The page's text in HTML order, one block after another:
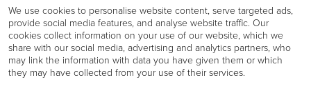
We use cookies to personalise website content, serve targeted ads,
provide social media features, and analyse website traffic. Our
cookies collect information on your use of our website, which we
share with our social media, advertising and analytics partners, who
may link the information with data you have given them or which
they may have collected from your use of their services.